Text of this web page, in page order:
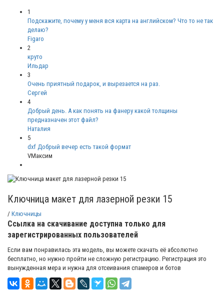
1
Подскажите, почему у меня вся карта на английском? Что то не так
делаю?
Figaro
2
круто
Ильдар
3
Очень приятный подарок, и вырезается на раз.
Сергей
4
Добрый день. А как понять на фанеру какой толщины
предназначен этот файл?
Наталия
5
dxf Добрый вечер есть такой формат
VМаксим
Ключница макет для лазерной резки 15
/ Ключницы
Ссылка на скачивание доступна только для
зарегистрированных пользователей
Если вам понравилась эта модель, вы можете скачать её абсолютно
бесплатно, но нужно пройти не сложную регистрацию. Регистрация это
вынужденная мера и нужна для отсеивания спамеров и ботов